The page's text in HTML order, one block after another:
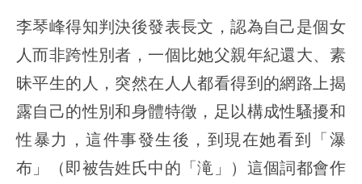
李琴峰得知判決後發表長文，認為自己是個女
人而非跨性別者，一個比她父親年紀還大、素
昧平生的人，突然在人人都看得到的網路上揭
露自己的性別和身體特徵，足以構成性騷擾和
性暴力，這件事發生後，到現在她看到「瀑
布」（即被告姓氏中的「滝」）這個詞都會作